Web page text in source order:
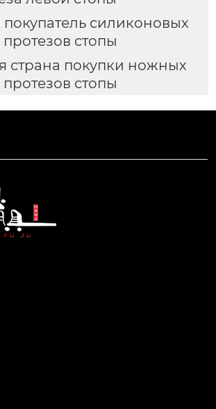
силиконовых
протезов стопы
страна покупки ножных
протезов стопы